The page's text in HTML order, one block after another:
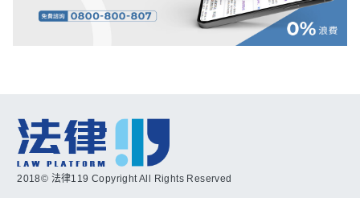
2018© 法律119 Copyright All Rights Reserved